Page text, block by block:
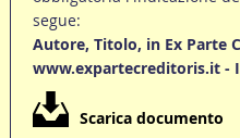
segue:
Autore, Titolo, in Ex Parte
www.expartecreditoris.it -
Scarica documento